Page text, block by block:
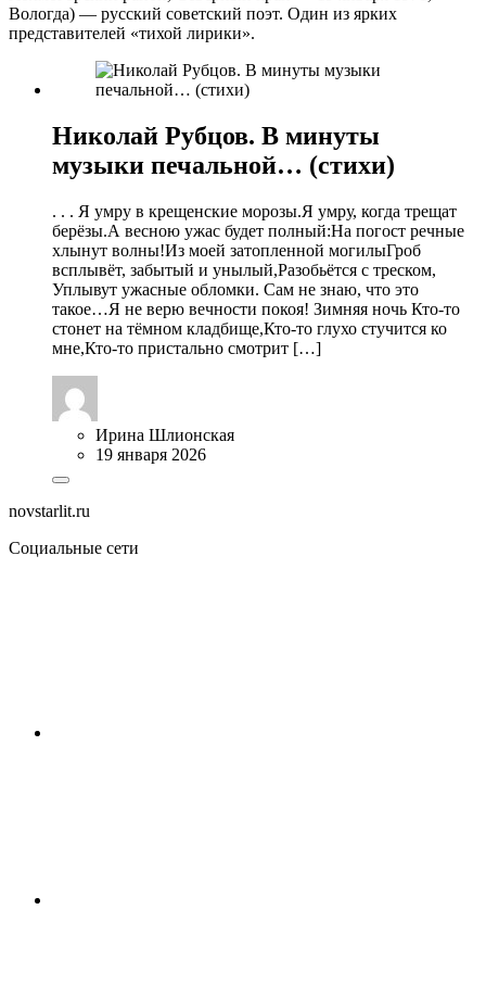
Вологда) — русский советский поэт. Один из ярких
представителей «тихой лирики».
Николай Рубцов. В минуты
музыки печальной… (стихи)
. . . Я умру в крещенские морозы.Я умру, когда трещат
берёзы.А весною ужас будет полный:На погост речные
хлынут волны!Из моей затопленной могилыГроб
всплывёт, забытый и унылый,Разобьётся с треском,
Уплывут ужасные обломки. Сам не знаю, что это
такое…Я не верю вечности покоя! Зимняя ночь Кто-то
стонет на тёмном кладбище,Кто-то глухо стучится ко
мне,Кто-то пристально смотрит […]
Ирина Шлионская
19 января 2026
novstarlit.ru
Социальные сети